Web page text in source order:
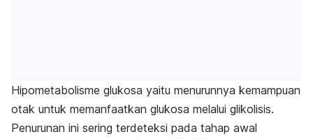
Hipometabolisme glukosa yaitu menurunnya kemampuan
otak untuk memanfaatkan glukosa melalui glikolisis.
Penurunan ini sering terdeteksi pada tahap awal